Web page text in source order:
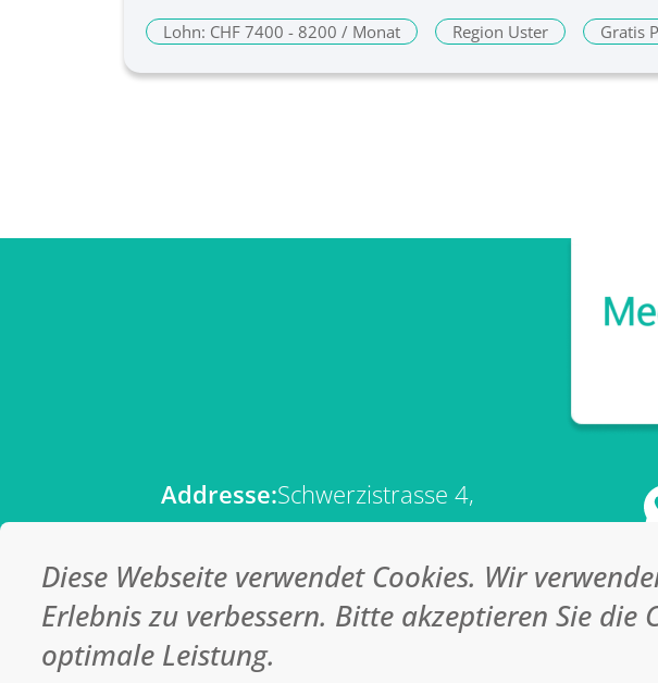
Diese Webseite verwendet Cookies. Wir
Erlebnis zu verbessern. Bitte akzeptieren Sie die
optimale Leistung.
Lohn: CHF 7400 - 8200 / Monat Region Uster Gratis
Addresse:Schwerzistrasse 4,
8807 Freienbach
Telefon:+41 44 523 15 00
Email:info@medi-worker.ch